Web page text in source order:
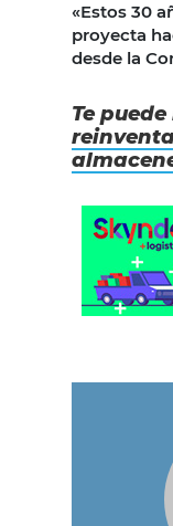
«Estos 30
proyecta
desde la
Te